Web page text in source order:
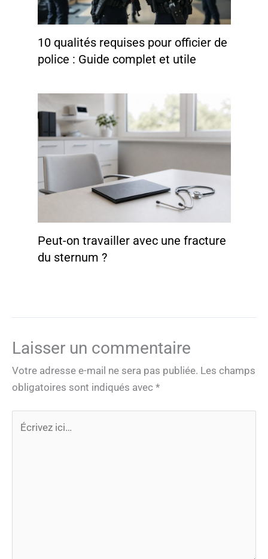
10 qualités requises pour officier de
police : Guide complet et utile
Peut-on travailler avec une fracture
du sternum ?
Laisser un commentaire
Votre adresse e-mail ne sera pas publiée. Les champs
obligatoires sont indiqués avec *